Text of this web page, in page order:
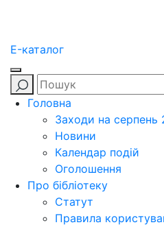
E-каталог
Головна
Заходи на серпень
Новини
Календар подій
Оголошення
Про бібліотеку
Статут
Правила